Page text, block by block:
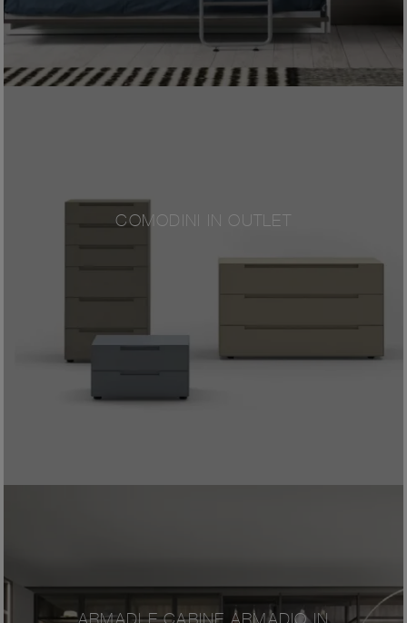
COMODINI IN OUTLET